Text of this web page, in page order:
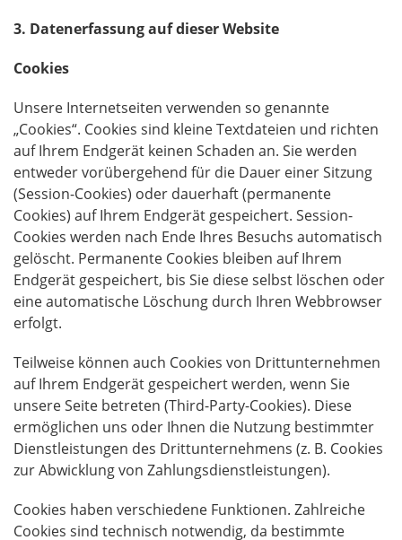
3. Datenerfassung auf dieser Website
Cookies
Unsere Internetseiten verwenden so genannte
„Cookies“. Cookies sind kleine Textdateien und richten
auf Ihrem Endgerät keinen Schaden an. Sie werden
entweder vorübergehend für die Dauer einer Sitzung
(Session-Cookies) oder dauerhaft (permanente
Cookies) auf Ihrem Endgerät gespeichert. Session-
Cookies werden nach Ende Ihres Besuchs automatisch
gelöscht. Permanente Cookies bleiben auf Ihrem
Endgerät gespeichert, bis Sie diese selbst löschen oder
eine automatische Löschung durch Ihren Webbrowser
erfolgt.
Teilweise können auch Cookies von Drittunternehmen
auf Ihrem Endgerät gespeichert werden, wenn Sie
unsere Seite betreten (Third-Party-Cookies). Diese
ermöglichen uns oder Ihnen die Nutzung bestimmter
Dienstleistungen des Drittunternehmens (z. B. Cookies
zur Abwicklung von Zahlungsdienstleistungen).
Cookies haben verschiedene Funktionen. Zahlreiche
Cookies sind technisch notwendig, da bestimmte